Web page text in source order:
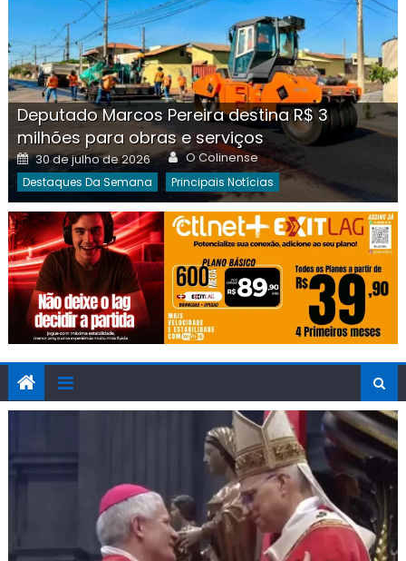
Deputado Marcos Pereira destina R$ 3
milhões para obras e serviços
Posted
on
30 de julho de 2026 Author
O Colinense
Destaques Da Semana Principais Notícias